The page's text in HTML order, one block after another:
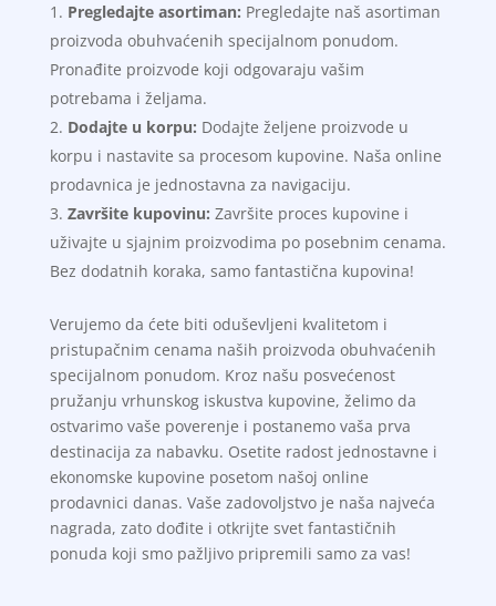
Pregledajte asortiman: Pregledajte naš asortiman
proizvoda obuhvaćenih specijalnom ponudom.
Pronađite proizvode koji odgovaraju vašim
potrebama i željama.
Dodajte u korpu: Dodajte željene proizvode u
korpu i nastavite sa procesom kupovine. Naša online
prodavnica je jednostavna za navigaciju.
Završite kupovinu: Završite proces kupovine i
uživajte u sjajnim proizvodima po posebnim cenama.
Bez dodatnih koraka, samo fantastična kupovina!
Verujemo da ćete biti oduševljeni kvalitetom i
pristupačnim cenama naših proizvoda obuhvaćenih
specijalnom ponudom. Kroz našu posvećenost
pružanju vrhunskog iskustva kupovine, želimo da
ostvarimo vaše poverenje i postanemo vaša prva
destinacija za nabavku. Osetite radost jednostavne i
ekonomske kupovine posetom našoj online
prodavnici danas. Vaše zadovoljstvo je naša najveća
nagrada, zato dođite i otkrijte svet fantastičnih
ponuda koji smo pažljivo pripremili samo za vas!